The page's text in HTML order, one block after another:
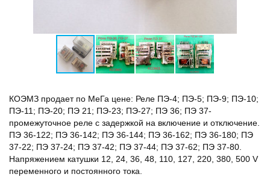
КОЭМЗ продает по МеГа цене: Реле ПЭ-4; ПЭ-5; ПЭ-9; ПЭ-10;
ПЭ-11; ПЭ-20; ПЭ 21; ПЭ-23; ПЭ-27; ПЭ 36; ПЭ 37-
промежуточное реле с задержкой на включение и отключение.
ПЭ 36-122; ПЭ 36-142; ПЭ 36-144; ПЭ 36-162; ПЭ 36-180; ПЭ
37-22; ПЭ 37-24; ПЭ 37-42; ПЭ 37-44; ПЭ 37-62; ПЭ 37-80.
Напряжением катушки 12, 24, 36, 48, 110, 127, 220, 380, 500 V
переменного и постоянного тока.